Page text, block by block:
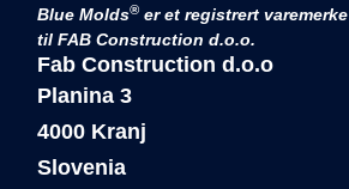
Blue Molds® er et registrert varemerke
til FAB Construction d.o.o.
Fab Construction d.o.o
Planina 3
4000 Kranj
Slovenia